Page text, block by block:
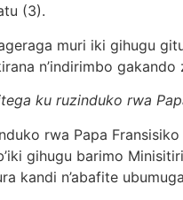
(3).
muri iki gihugu
n’indirimbo gakando
ku ruzinduko rwa
rwa Papa
gihugu barimo
kandi n’abafite